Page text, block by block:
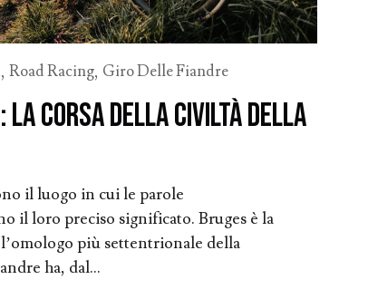
,Road Racing, Giro Delle Fiandre
la corsa della civiltà della
il luogo in cui le parole
il loro preciso significato. Bruges è la
più settentrionale della
ha, dal...